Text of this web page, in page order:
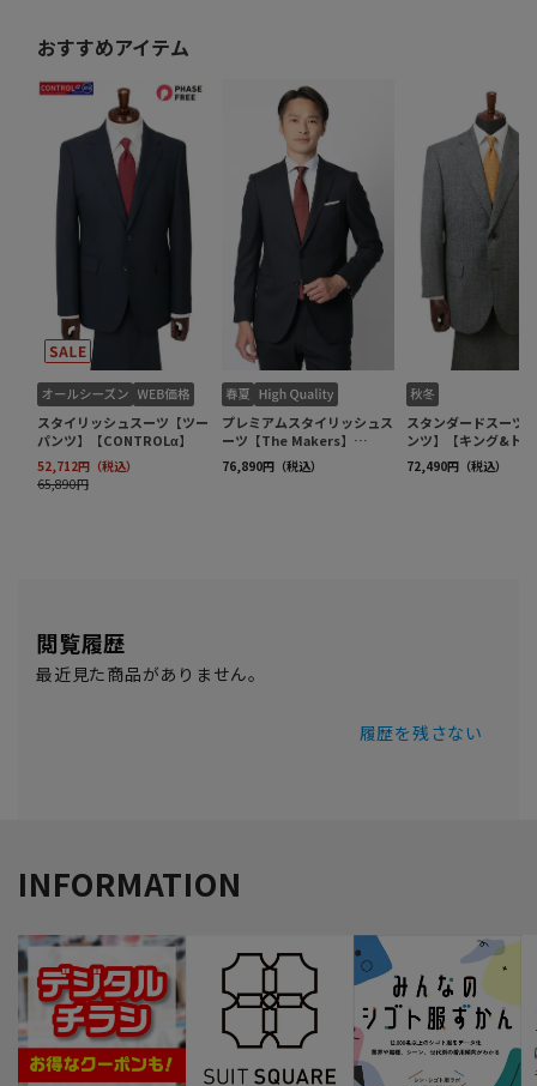
閲覧履歴
最近見た商品がありません。
履歴を残さない
INFORMATION